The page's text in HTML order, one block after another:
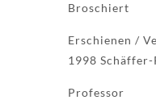
Broschiert
Erschienen /
1998
Professor